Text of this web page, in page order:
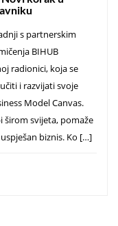
s partnerskim
BIHUB
radionici, koja se
i razvijati svoje
Model Canvas.
širom svijeta, pomaže
biznis. Ko […]